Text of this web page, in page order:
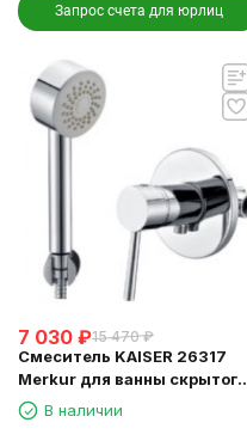
Запрос счета для юрлиц
7 030 ₽15 470 ₽
Смеситель KAISER 26317
Merkur для ванны скрытого
монтажа
В наличии